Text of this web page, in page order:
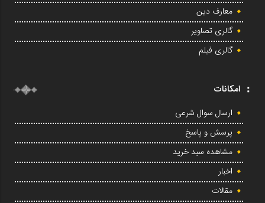
معارف دین
گالری تصاویر
گالری فیلم
امکانات
ارسال سوال شرعی
پرسش و پاسخ
مشاهده سبد خرید
اخبار
مقالات